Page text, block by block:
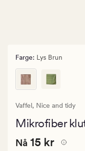
Farge: Lys Brun
Vaffel, Nice and tidy
Mikrofiber
Nåværende
Nåværende
Nå 15 kr